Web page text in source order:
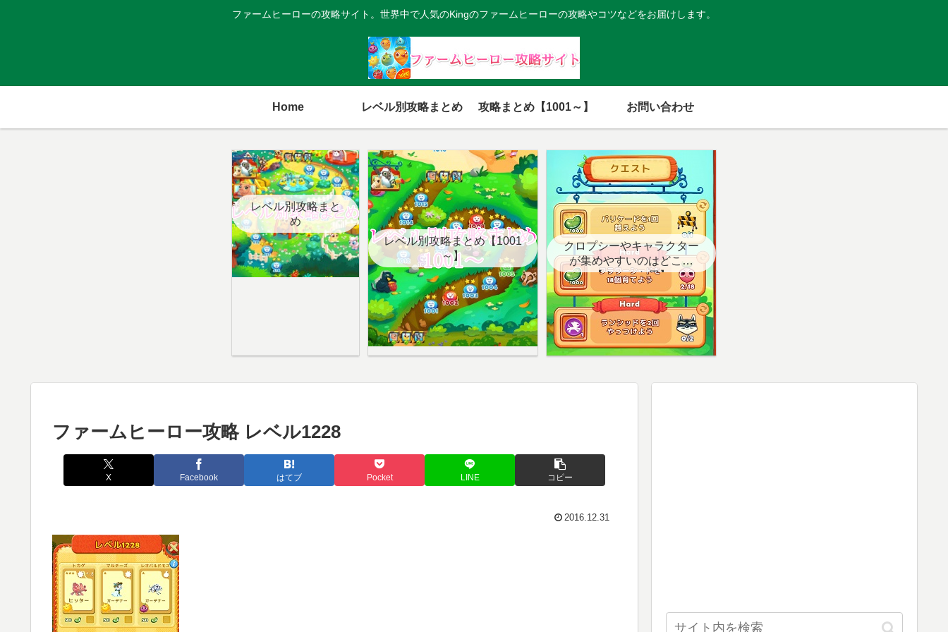
ファームヒーローの攻略サイト。世界中で人気のKingのファームヒーローの攻略やコツなどをお届けします。
Home レベル別攻略まとめ 攻略まとめ【1001～】 お問い合わせ
レベル別攻略まと
め
レベル別攻略まとめ【1001
～】
クロプシーやキャラクター
が集めやすいのはどこ？
【クエスト用】
ファームヒーロー攻略 レベル1228
X Facebook はてブ Pocket LINE コピー
2016.12.31